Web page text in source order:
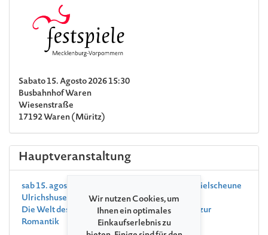
Sabato 15. Agosto 2026 15:30
Busbahnhof Waren
Wiesenstraße
17192 Waren (Müritz)
Hauptveranstaltung
sab 15. agosto 2026, 17:00 , Ulrichshusen Festspielscheune
Ulrichshusen
Die Welt des Orchesters: Von den Anfängen bis zur
Romantik
Wir nutzen Cookies, um
Ihnen ein optimales
Einkaufserlebnis zu